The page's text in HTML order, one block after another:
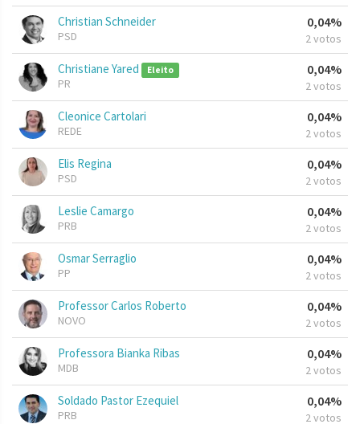
Christian Schneider
PSD
0,04%
2 votos
Christiane Yared Eleito
PR
0,04%
2 votos
Cleonice Cartolari
REDE
0,04%
2 votos
Elis Regina
PSD
0,04%
2 votos
Leslie Camargo
PRB
0,04%
2 votos
Osmar Serraglio
PP
0,04%
2 votos
Professor Carlos Roberto
NOVO
0,04%
2 votos
Professora Bianka Ribas
MDB
0,04%
2 votos
Soldado Pastor Ezequiel
PRB
0,04%
2 votos